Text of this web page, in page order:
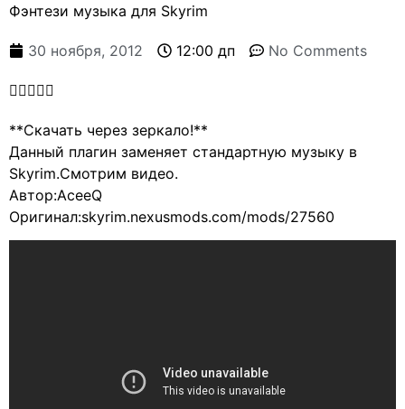
Фэнтези музыка для Skyrim
30 ноября, 2012 12:00 дп No Comments

**Скачать через зеркало!**
Данный плагин заменяет стандартную музыку в
Skyrim.Смотрим видео.
Автор:AceeQ
Оригинал:skyrim.nexusmods.com/mods/27560